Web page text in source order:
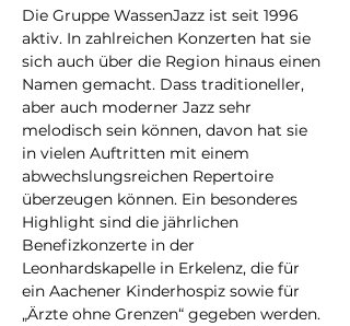
Die Gruppe WassenJazz ist seit 1996
aktiv. In zahlreichen Konzerten hat sie
sich auch über die Region hinaus einen
Namen gemacht. Dass traditioneller,
aber auch moderner Jazz sehr
melodisch sein können, davon hat sie
in vielen Auftritten mit einem
abwechslungsreichen Repertoire
überzeugen können. Ein besonderes
Highlight sind die jährlichen
Benefizkonzerte in der
Leonhardskapelle in Erkelenz, die für
ein Aachener Kinderhospiz sowie für
„Ärzte ohne Grenzen“ gegeben werden.